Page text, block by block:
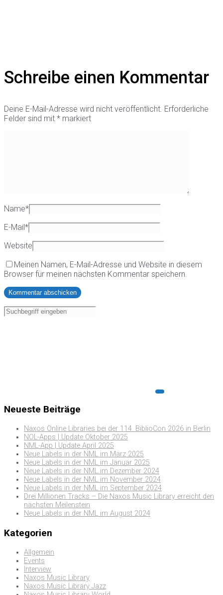
Schreibe einen Kommentar
Deine E-Mail-Adresse wird nicht veröffentlicht. Erforderliche
Felder sind mit * markiert
Name*
E-Mail*
Website
Meinen Namen, E-Mail-Adresse und Website in diesem
Browser für meinen nächsten Kommentar speichern.
Neueste Beiträge
Naxos Online Libraries bei der 114. BiblioCon 2026 in Berlin
NOL-Apps | Update Oktober 2025
NML-App | Update April 2025
Neue Labels in der NML im März 2025
Neue Labels in der NML im Januar 2025
Neue Labels in der NML im Dezember 2024
Neue Labels in der NML im November 2024
Neue Labels in der NML im September 2024
Drei Millionen Tracks – Die Naxos Music Library erreicht den
nächsten Meilenstein
Neue Labels in der NML im August 2024
Kategorien
Allgemein
Events
Interview
Naxos Music Library
Naxos Music Library Jazz